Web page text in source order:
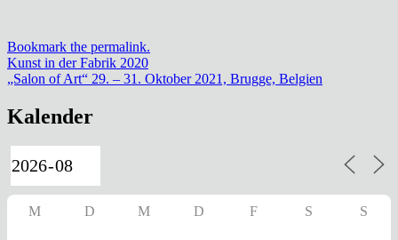
Bookmark the permalink.
Beitragsnavigation
Kunst in der Fabrik 2020
„Salon of Art“ 29. – 31. Oktober 2021, Brugge, Belgien
Kalender
M D M D F S S